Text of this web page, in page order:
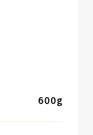
600g